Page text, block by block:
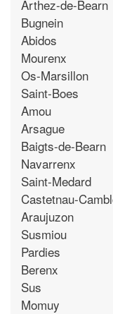
Arthez-de-Bearn
Bugnein
Abidos
Mourenx
Os-Marsillon
Saint-Boes
Amou
Arsague
Baigts-de-Bearn
Navarrenx
Saint-Medard
Castetnau-
Araujuzon
Susmiou
Pardies
Berenx
Sus
Momuy